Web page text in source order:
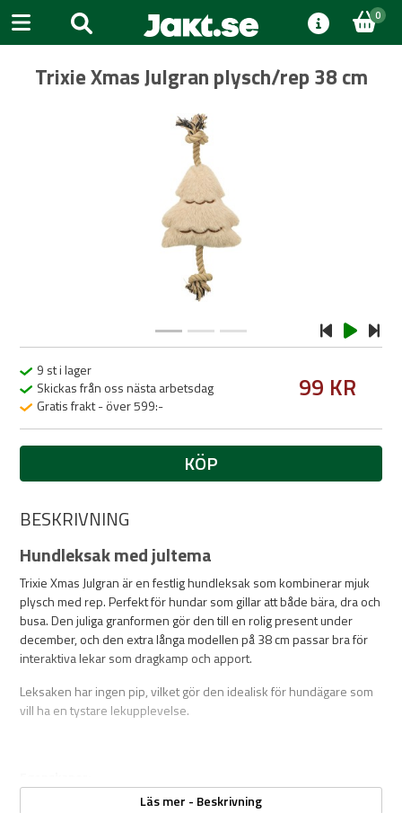
0
Trixie Xmas Julgran plysch/rep 38 cm
9 st i lager
Skickas från oss nästa arbetsdag
Gratis frakt - över 599:-
99 KR
KÖP
BESKRIVNING
Hundleksak med jultema
Trixie Xmas Julgran är en festlig hundleksak som kombinerar mjuk
plysch med rep. Perfekt för hundar som gillar att både bära, dra och
busa. Den juliga granformen gör den till en rolig present under
december, och den extra långa modellen på 38 cm passar bra för
interaktiva lekar som dragkamp och apport.
Leksaken har ingen pip, vilket gör den idealisk för hundägare som
vill ha en tystare lekupplevelse.
Läs mer - Beskrivning